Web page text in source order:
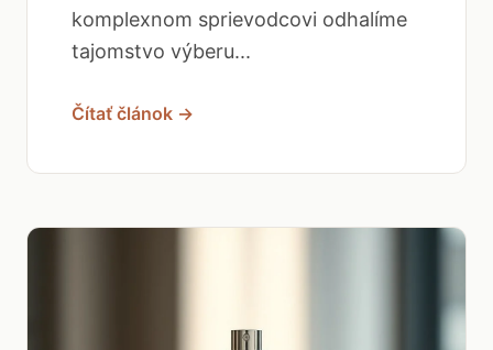
komplexnom sprievodcovi odhalíme
tajomstvo výberu...
Čítať článok →